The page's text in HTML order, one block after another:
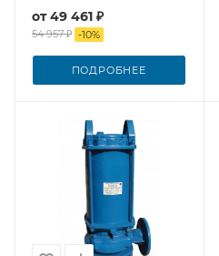
от49 461 ₽
54 957 ₽ -10%
ПОДРОБНЕЕ